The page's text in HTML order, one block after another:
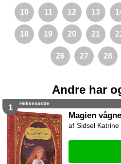
10 11 12 13
18 19 20 21
26 27 28
Andre har
1 Heksesøstre
Magien
Sidsel Katrine